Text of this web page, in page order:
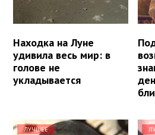
Находка на Луне
удивила весь мир: в
голове не
укладывается
ЛУЧШЕЕ